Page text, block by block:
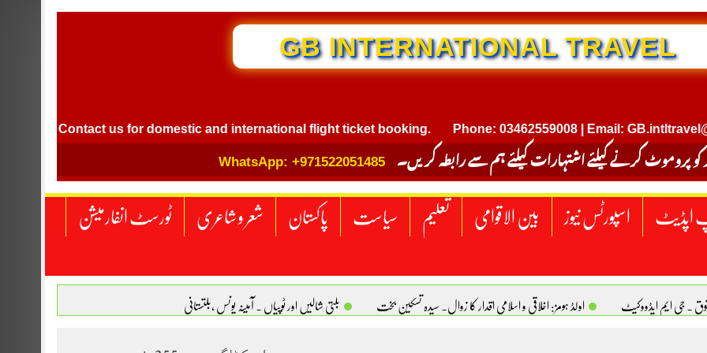
GB INTERNATIONAL TRAVEL
Contact us for domestic and international flight ticket booking. Phone: 03462559008 | Email:
کو پروموٹ کرنے کیلئے اشتہارات کیلئے ہم سے رابطہ کریں۔ WhatsApp: +971522051485
اپڈیٹ اسپورٹس نیوز بین الاقوامی تعلیم سیاست پاکستان شعر و شاعری ٹورسٹ انفارمیشن
. جی ایم ایڈووکیٹ اولڈ ہومز: اخلاقی و اسلامی اقدار کا زوال. سیدہ تسکین بخت بلتی شالیں اور ٹوپیاں . آمینہ یونس ،بلتستانی